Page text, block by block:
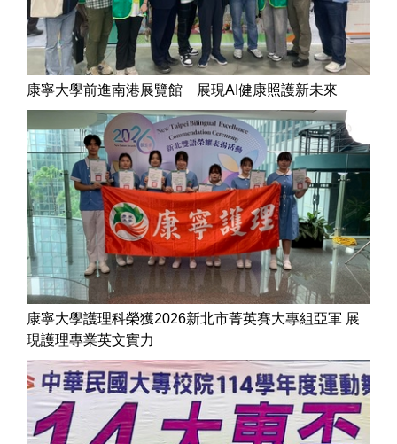
康寧大學前進南港展覽館 展現AI健康照護新未來
康寧大學護理科榮獲2026新北市菁英賽大專組亞軍 展
現護理專業英文實力